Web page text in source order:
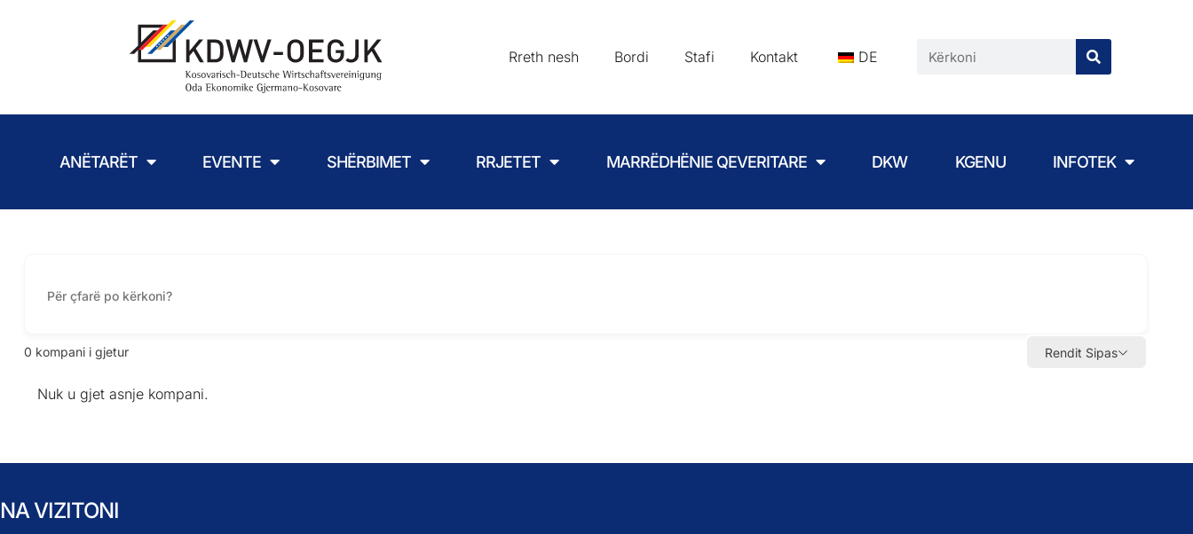
Rreth nesh Bordi Stafi Kontakt DE
ANËTARËT EVENTE SHËRBIMET RRJETET MARRËDHËNIE QEVERITARE DKW KGENU INFOTEK
0 kompani i gjetur Rendit Sipas
Nuk u gjet asnje kompani.
NA VIZITONI